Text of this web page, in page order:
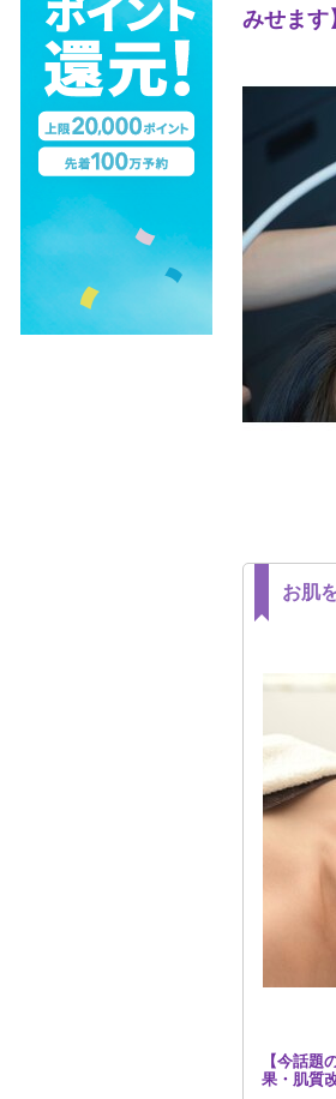
みせます
お肌
【今話題
果・肌質